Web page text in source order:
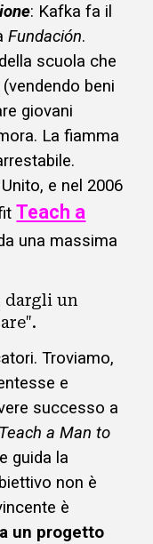
: Kafka fa il
Fundación.
scuola che
beni
giovani
La fiamma
e nel 2006
Teach a
una massima
dargli un
Troviamo,
e
successo a
Teach a Man to
guida la
non è
è
un progetto